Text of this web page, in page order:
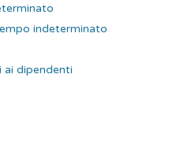
indeterminato
ai dipendenti